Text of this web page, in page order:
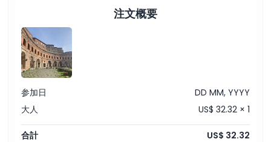
除外事項
営業時間
注文概要
参加日
DD MM, YYYY
大人
US$ 32.32 × 1
合計 US$ 32.32